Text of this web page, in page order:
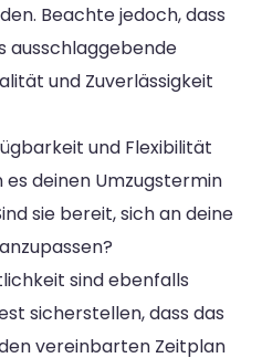
Beachte jedoch, dass
ausschlaggebende
und Zuverlässigkeit
und Flexibilität
deinen Umzugstermin
sie bereit, sich an deine
sind ebenfalls
sicherstellen, dass das
vereinbarten Zeitplan